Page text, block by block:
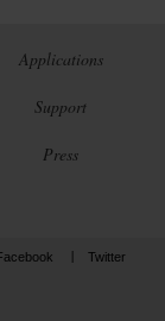
Applications
Support
Press
Twitter